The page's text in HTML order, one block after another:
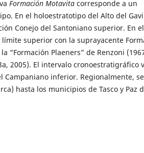
Formación Motavitacorresponde a un
En el holoestratotipo del Alto del
Conejo del Santoniano superior. En el
superior con la suprayacente
“Formación Plaeners” de Renzoni
2005). El intervalo cronoestratigráfico
inferior. Regionalmente, se
hasta los municipios de Tasco y Paz